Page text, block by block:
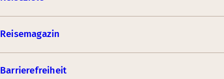
Reisemagazin
Barrierefreiheit